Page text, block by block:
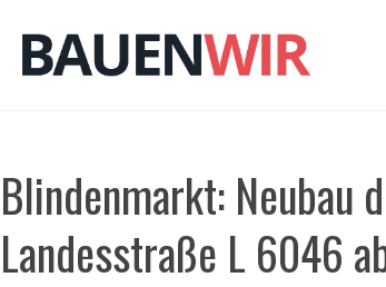
Inhalt
springen
Blindenmarkt: Neubau
Landesstraße L 6046